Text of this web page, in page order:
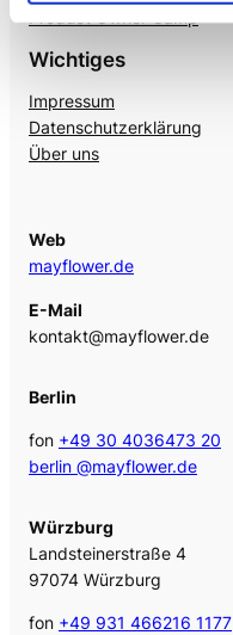
Wichtiges
Impressum
Datenschutzerklärung
Über uns
Web
mayflower.de
E-Mail
kontakt@mayflower.de
Berlin
fon +49 30 4036473 20
berlin @mayflower.de
Würzburg
Landsteinerstraße 4
97074 Würzburg
fon +49 931 466216 1177